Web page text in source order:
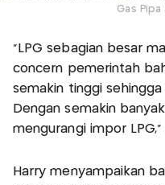
Gas Pipa
“LPG sebagian besar
concern pemerintah
semakin tinggi
Dengan semakin
mengurangi impor LPG,”
Harry menyampaikan